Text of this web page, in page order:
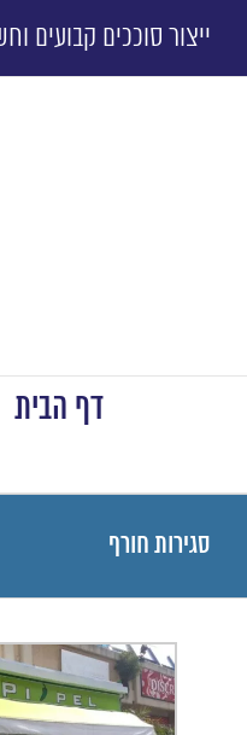
ייצור סוככים קבועים
דף הבית
סגירות חורף